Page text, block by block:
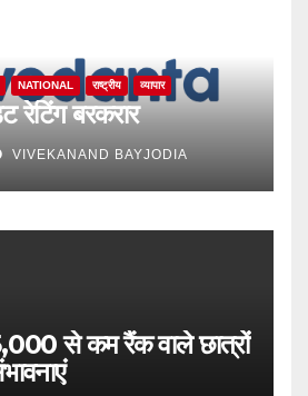
NATIONAL राष्ट्रीय व्यापार
रेटिंग बरकरार
VIVEKANAND BAYJODIA
से कम रैंक वाले छात्रों